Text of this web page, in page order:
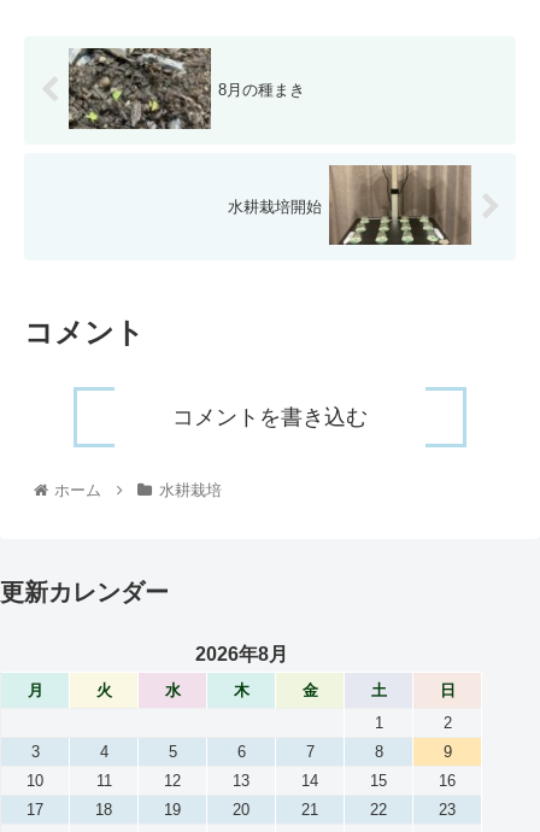
8月の種まき
水耕栽培開始
コメント
コメントを書き込む
ホーム 水耕栽培
更新カレンダー
2026年8月
月 火 水 木 金 土
日
1
2
3
4 5 6 7 8
9
10
11 12 13 14 15
16
17
18 19 20 21 22
23